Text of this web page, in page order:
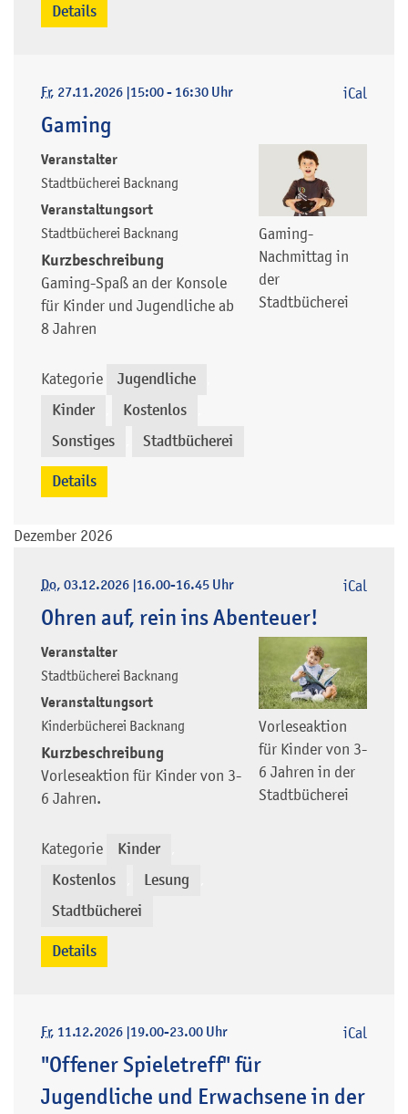
Details
Fr, 27.11.2026 |15:00 - 16:30 Uhr
Gaming
Gaming-
Nachmittag in
der
Stadtbücherei
Veranstalter
Stadtbücherei Backnang
Veranstaltungsort
Stadtbücherei Backnang
Kurzbeschreibung
Gaming-Spaß an der Konsole
für Kinder und Jugendliche ab
8 Jahren
Kategorie Jugendliche
Kinder Kostenlos
Sonstiges Stadtbücherei
iCal
Details
Dezember 2026
Do, 03.12.2026 |16.00-16.45 Uhr
Ohren auf, rein ins Abenteuer!
Vorleseaktion
für Kinder von 3-
6 Jahren in der
Stadtbücherei
Veranstalter
Stadtbücherei Backnang
Veranstaltungsort
Kinderbücherei Backnang
Kurzbeschreibung
Vorleseaktion für Kinder von 3-
6 Jahren.
Kategorie Kinder
Kostenlos Lesung
Stadtbücherei
iCal
Details
Fr, 11.12.2026 |19.00-23.00 Uhr
"Offener Spieletreff" für
Jugendliche und Erwachsene in der
iCal